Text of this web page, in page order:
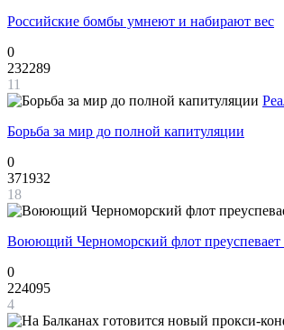
Российские бомбы умнеют и набирают вес
0
232289
11
Борьба за мир до полной капитуляции
0
371932
18
Воюющий Черноморский флот
0
224095
4